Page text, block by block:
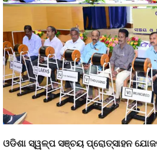
ଓଡିଶା ସ୍ୱଳ୍ପ ସଞ୍ଚୟ ପ୍ରୋତ୍ସାହନ